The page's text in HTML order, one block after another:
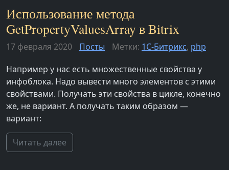
Использование метода
GetPropertyValuesArray в Bitrix
17 февраля 2020 Посты Метки: 1С-Битрикс, php
Например у нас есть множественные свойства у
инфоблока. Надо вывести много элементов с этими
свойствами. Получать эти свойства в цикле, конечно
же, не вариант. А получать таким образом —
вариант:
Читать далее